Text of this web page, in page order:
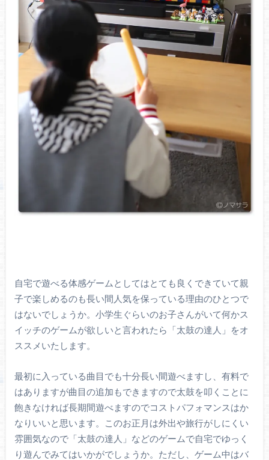
自宅で遊べる体感ゲームとしてはとても良くできていて親
子で楽しめるのも長い間人気を保っている理由のひとつで
はないでしょうか。小学生ぐらいのお子さんがいて何かス
イッチのゲームが欲しいと言われたら「太鼓の達人」をオ
ススメいたします。
最初に入っている曲目でも十分長い間遊べますし、有料で
はありますが曲目の追加もできますので太鼓を叩くことに
飽きなければ長期間遊べますのでコストパフォマンスはか
なりいいと思います。このお正月は外出や旅行がしにくい
雰囲気なので「太鼓の達人」などのゲームで自宅でゆっく
り遊んでみてはいかがでしょうか。ただし、ゲーム中はバ